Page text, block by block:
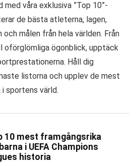
våra exklusiva ”Top 10”-
de bästa atleterna, lagen,
och målen från hela världen. Från
oförglömliga ögonblick, upptäck
Håll dig
listorna och upplev de mest
sportens värld.
10 mest framgångsrika
i UEFA Champions
historia